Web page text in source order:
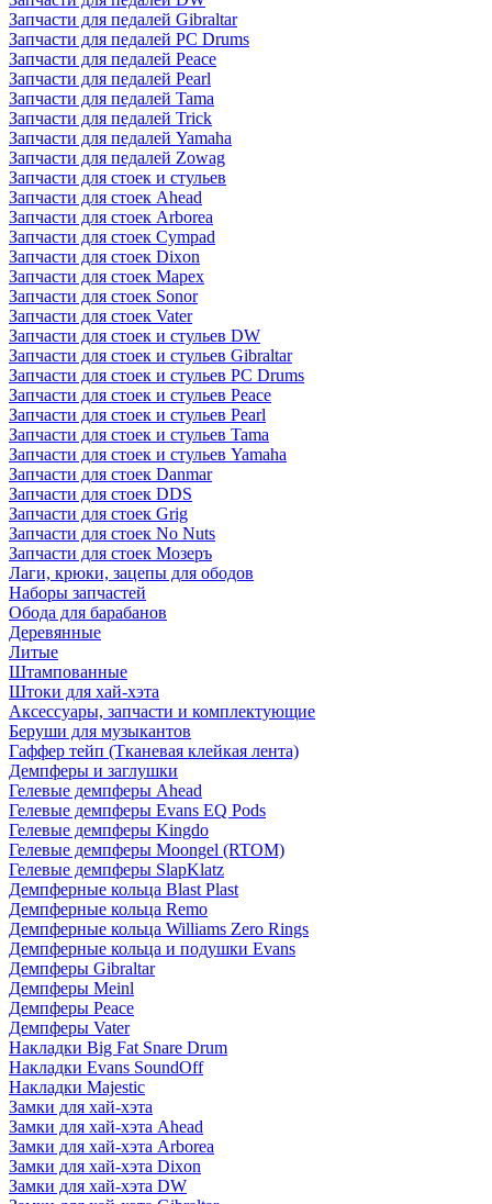
Запчасти для педалей Gibraltar
Запчасти для педалей PC Drums
Запчасти для педалей Peace
Запчасти для педалей Pearl
Запчасти для педалей Tama
Запчасти для педалей Trick
Запчасти для педалей Yamaha
Запчасти для педалей Zowag
Запчасти для стоек и стульев
Запчасти для стоек Ahead
Запчасти для стоек Arborea
Запчасти для стоек Cympad
Запчасти для стоек Dixon
Запчасти для стоек Mapex
Запчасти для стоек Sonor
Запчасти для стоек Vater
Запчасти для стоек и стульев DW
Запчасти для стоек и стульев Gibraltar
Запчасти для стоек и стульев PC Drums
Запчасти для стоек и стульев Peace
Запчасти для стоек и стульев Pearl
Запчасти для стоек и стульев Tama
Запчасти для стоек и стульев Yamaha
Запчасти для стоек Danmar
Запчасти для стоек DDS
Запчасти для стоек Grig
Запчасти для стоек No Nuts
Запчасти для стоек Мозеръ
Лаги, крюки, зацепы для ободов
Наборы запчастей
Обода для барабанов
Деревянные
Литые
Штампованные
Штоки для хай-хэта
Аксессуары, запчасти и комплектующие
Беруши для музыкантов
Гаффер тейп (Тканевая клейкая лента)
Демпферы и заглушки
Гелевые демпферы Ahead
Гелевые демпферы Evans EQ Pods
Гелевые демпферы Kingdo
Гелевые демпферы Moongel (RTOM)
Гелевые демпферы SlapKlatz
Демпферные кольца Blast Plast
Демпферные кольца Remo
Демпферные кольца Williams Zero Rings
Демпферные кольца и подушки Evans
Демпферы Gibraltar
Демпферы Meinl
Демпферы Peace
Демпферы Vater
Накладки Big Fat Snare Drum
Накладки Evans SoundOff
Накладки Majestic
Замки для хай-хэта
Замки для хай-хэта Ahead
Замки для хай-хэта Arborea
Замки для хай-хэта Dixon
Замки для хай-хэта DW